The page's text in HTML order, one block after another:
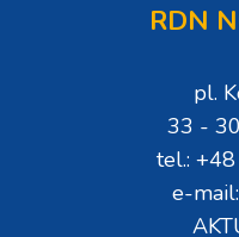
RDN
pl.
33 -
tel.:
e-